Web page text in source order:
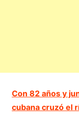
Con 82 años y
cubana cruzó el